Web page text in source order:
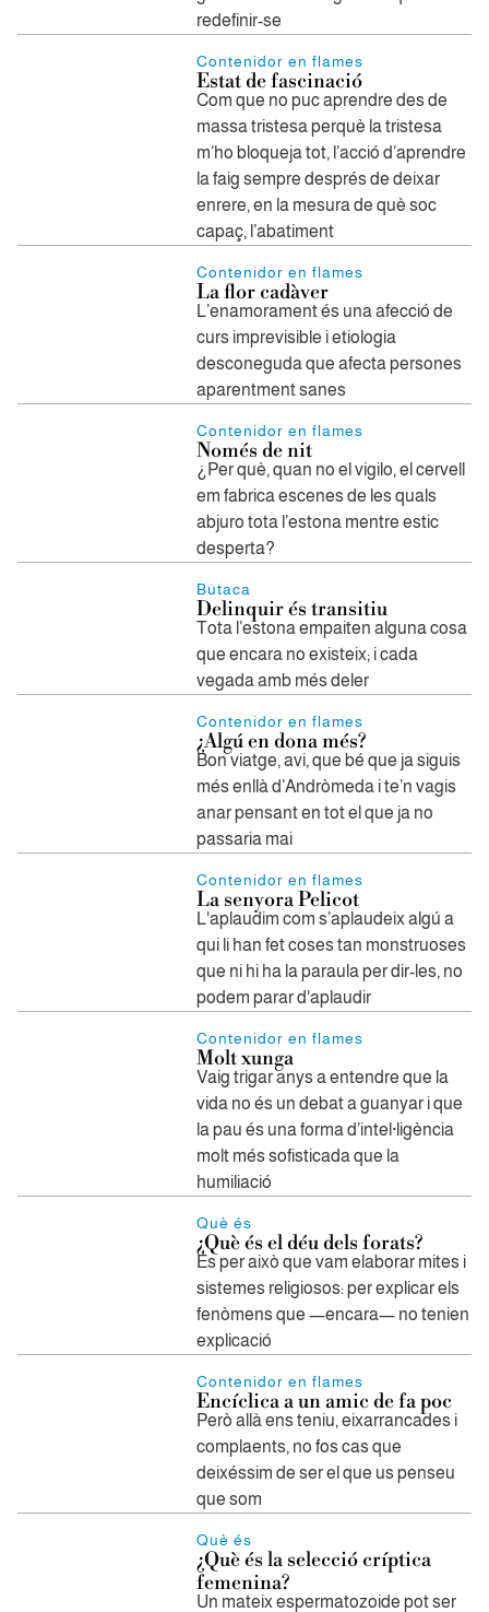
redefinir-se
Contenidor en flames
Estat de fascinació
Com que no puc aprendre des de
massa tristesa perquè la tristesa
m’ho bloqueja tot, l’acció d’aprendre
la faig sempre després de deixar
enrere, en la mesura de què soc
capaç, l’abatiment
Contenidor en flames
La flor cadàver
L’enamorament és una afecció de
curs imprevisible i etiologia
desconeguda que afecta persones
aparentment sanes
Contenidor en flames
Només de nit
¿Per què, quan no el vigilo, el cervell
em fabrica escenes de les quals
abjuro tota l’estona mentre estic
desperta?
Butaca
Delinquir és transitiu
Tota l’estona empaiten alguna cosa
que encara no existeix; i cada
vegada amb més deler
Contenidor en flames
¿Algú en dona més?
Bon viatge, avi, que bé que ja siguis
més enllà d’Andròmeda i te’n vagis
anar pensant en tot el que ja no
passaria mai
Contenidor en flames
La senyora Pelicot
L'aplaudim com s’aplaudeix algú a
qui li han fet coses tan monstruoses
que ni hi ha la paraula per dir-les, no
podem parar d'aplaudir
Contenidor en flames
Molt xunga
Vaig trigar anys a entendre que la
vida no és un debat a guanyar i que
la pau és una forma d’intel·ligència
molt més sofisticada que la
humiliació
Què és
¿Què és el déu dels forats?
És per això que vam elaborar mites i
sistemes religiosos: per explicar els
fenòmens que —encara— no tenien
explicació
Contenidor en flames
Encíclica a un amic de fa poc
Però allà ens teniu, eixarrancades i
complaents, no fos cas que
deixéssim de ser el que us penseu
que som
Què és
¿Què és la selecció críptica
femenina?
Un mateix espermatozoide pot ser